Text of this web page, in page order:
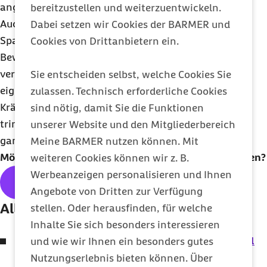
bereitzustellen und weiterzuentwickeln.
Dabei setzen wir Cookies der BARMER und
Cookies von Drittanbietern ein.
Sie entscheiden selbst, welche Cookies Sie
zulassen. Technisch erforderliche Cookies
sind nötig, damit Sie die Funktionen
unserer Website und den Mitgliederbereich
Meine BARMER nutzen können. Mit
weiteren Cookies können wir z. B.
Werbeanzeigen personalisieren und Ihnen
Angebote von Dritten zur Verfügung
stellen. Oder herausfinden, für welche
Inhalte Sie sich besonders interessieren
und wie wir Ihnen ein besonders gutes
Nutzungserlebnis bieten können. Über
angenehmen Atmosphäre und frei von Zeitdruck.
Auch Bewegung wird oft als wohltuend empfohlen.
Spaziergänge oder Walking sorgt für ausreichende
Bewegung. Betroffene sollten auch nicht
vergessen, ausreichend zu trinken. Am besten
eignen sich dafür stilles Wasser oder ungesüßte
Kräutertees. Stress zu vermeiden, ausreichend zu
trinken und Bewegung sind Ratschläge, die sich
ganz einfach in den Alltag einbauen lassen.
Möchten Sie unserenNewsletterregelmäßig erhalten?
Hier geht's zum kostenlosenAbo
Alle Themen der Ausgabe:
Progressive Muskelentspannung – Einfach mal
abschalten